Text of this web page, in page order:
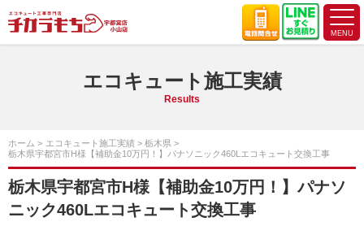
エコキュート施工実績
Results
ホーム エコキュート施工実績
栃木県
栃木県宇都宮市H様【補助金10万円！】パナソニック460Lエコキュート交換工事
栃木県宇都宮市H様【補助金10万円！】パナソ
ニック460Lエコキュート交換工事